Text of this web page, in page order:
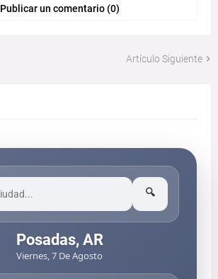
Publicar un comentario (0)
Artículo Siguiente
🔍
Posadas, AR
Viernes, 7 De Agosto